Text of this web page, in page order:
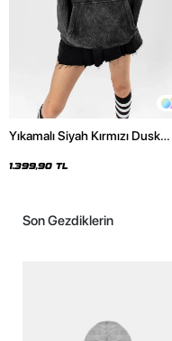
Yıkamalı Siyah Kırmızı Dusk
1.399,90 TL
Son Gezdiklerin